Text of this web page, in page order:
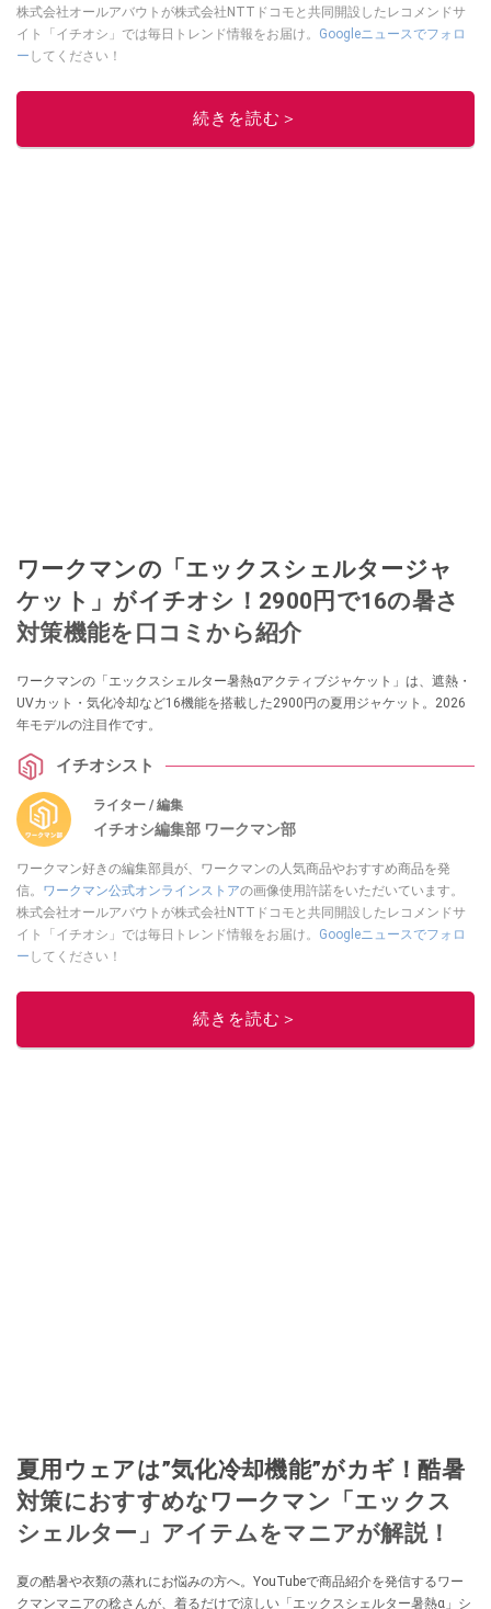
株式会社オールアバウトが株式会社NTTドコモと共同開設したレコメンドサ
イト「イチオシ」では毎日トレンド情報をお届け。 Googleニュースでフォロ
ー してください！
このイチオシストの他の記事を読む
続きを読む＞
ワークマンの「エックスシェルタージャ
ケット」がイチオシ！2900円で16の暑さ
対策機能を口コミから紹介
ワークマンの「エックスシェルター暑熱αアクティブジャケット」は、遮熱・
UVカット・気化冷却など16機能を搭載した2900円の夏用ジャケット。2026
年モデルの注目作です。
イチオシスト
ライター / 編集
イチオシ編集部 ワークマン部
ワークマン好きの編集部員が、ワークマンの人気商品やおすすめ商品を発
信。 ワークマン公式オンラインストアの画像使用許諾をいただいています。
株式会社オールアバウトが株式会社NTTドコモと共同開設したレコメンドサ
イト「イチオシ」では毎日トレンド情報をお届け。 Googleニュースでフォロ
ー してください！
このイチオシストの他の記事を読む
続きを読む＞
夏用ウェアは”気化冷却機能”がカギ！酷暑
対策におすすめなワークマン「エックス
シェルター」アイテムをマニアが解説！
夏の酷暑や衣類の蒸れにお悩みの方へ。YouTubeで商品紹介を発信するワー
クマンマニアの稔さんが、着るだけで涼しい「エックスシェルター暑熱α」シ